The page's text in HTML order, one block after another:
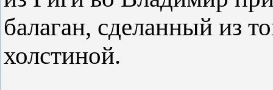
балаган, сделанный из
холстиной.